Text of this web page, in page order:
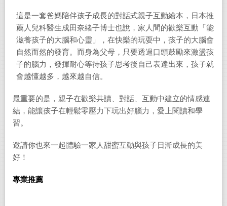
這是一套爸媽陪伴孩子成長的對話式親子互動繪本，日本推
薦人兒科醫生成田奈緒子博士也說，家人間的歡樂互動「能
滋養孩子的大腦和心靈」，在快樂的玩耍中，孩子的大腦會
自然而然的發育。而身為父母，只要透過口頭鼓勵來激盪孩
子的腦力，發揮耐心等待孩子思考後自己表達出來，孩子就
會越懂越多，越來越自信。
最重要的是，親子在歡樂共讀、對話、互動中建立的情感連
結，能讓孩子在輕鬆零壓力下玩出好腦力，愛上閱讀和學
習。
邀請你也來一起體驗一家人甜蜜互動與孩子日漸成長的美
好！
專業推薦